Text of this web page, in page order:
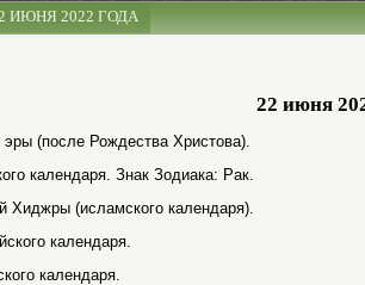
ИЮНЯ 2022 ГОДА
22 июня
(после Рождества Христова).
календаря. Знак Зодиака: Рак.
Хиджры (исламского календаря).
календаря.
календаря.